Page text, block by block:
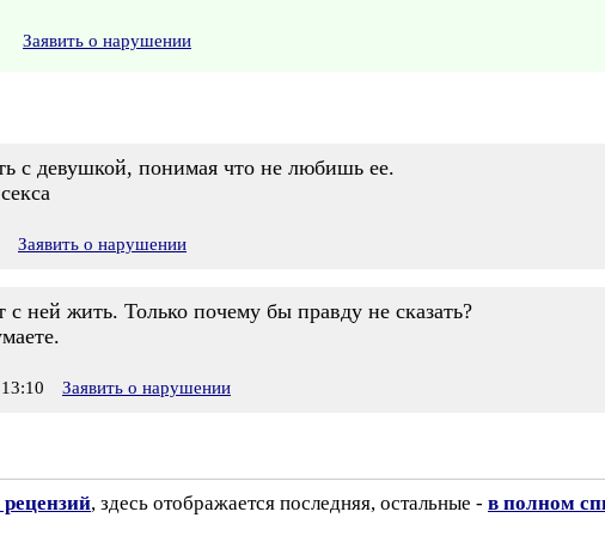
Заявить о нарушении
с девушкой, понимая что не любишь ее.
Заявить о нарушении
с ней жить. Только почему бы правду не сказать?
Заявить о нарушении
рецензий, здесь отображается последняя, остальные - в полном